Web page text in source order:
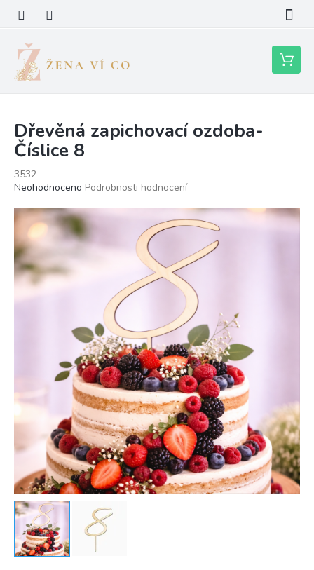
obsah
Nákupní
košík
Dřevěná zapichovací ozdoba-
Číslice 8
3532
Průměrné
produktu
je
0,0
z
5
hvězdiček.
Neohodnoceno Podrobnosti hodnocení